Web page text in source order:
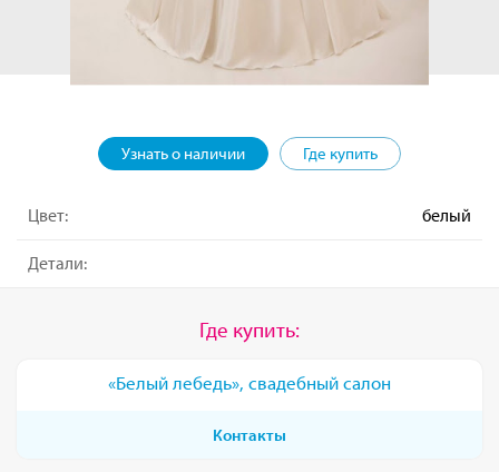
Узнать о наличии Где купить
Цвет: белый
Детали:
Где купить:
«Белый лебедь», свадебный салон
Контакты